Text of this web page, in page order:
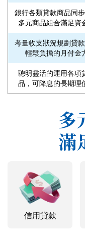
銀行各類貸款商品同步
多元商品組合滿足資
考量收支狀況規劃貸款
輕鬆負擔的月付金
聰明靈活的運用各項
品，可降息的長期理
多
滿
信用貸款